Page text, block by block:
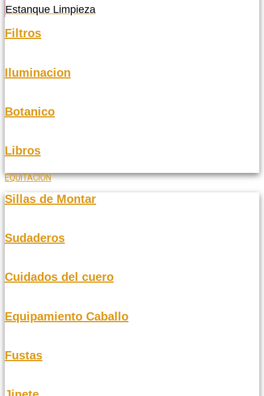
Estanque Limpieza
Filtros
Iluminacion
Botanico
Libros
EQUITACION
Sillas de Montar
Sudaderos
Cuidados del cuero
Equipamiento Caballo
Fustas